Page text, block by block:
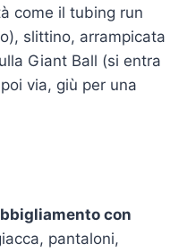
come il tubing run
slittino, arrampicata
Giant Ball (si entra
via, giù per una
con
pantaloni,